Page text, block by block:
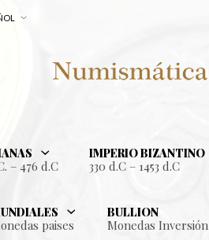
– 476 d.C
IMPERIO BIZANTINO
330 d.C – 1453 d.C
paises
BULLION
Monedas Inversión